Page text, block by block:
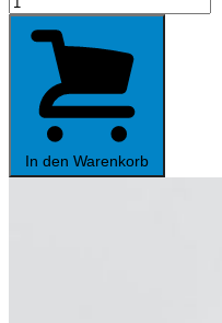
A2
Einsteiger:innen
Grundkenntnissen
Menge
In den Warenkorb